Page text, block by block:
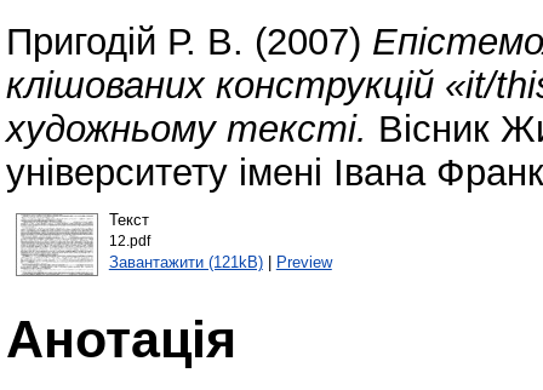
Пригодій Р. В. (2007)
клішованих конструкцій «it/
художньому тексті. Вісник
університету імені Івана
Текст
12.pdf
Завантажити (121kB)| Preview
Анотація